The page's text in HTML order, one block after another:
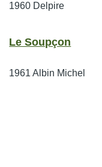
1960 Delpire
Le Soupçon
1961 Albin Michel